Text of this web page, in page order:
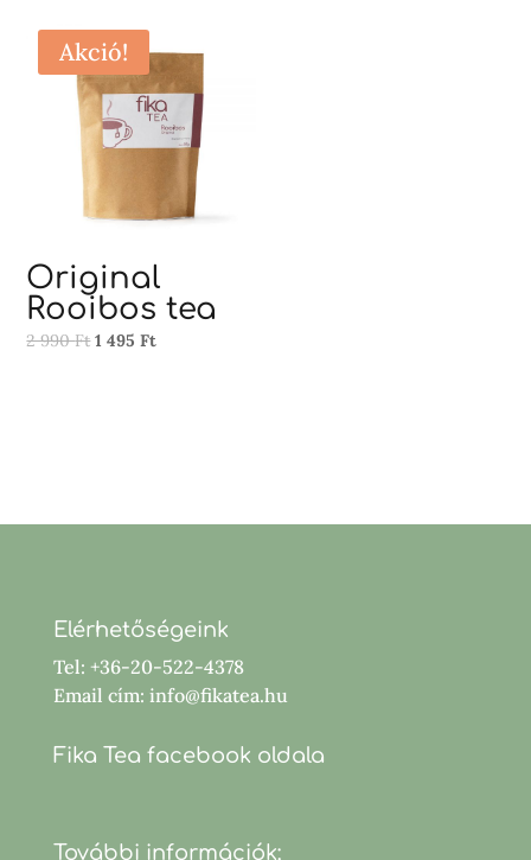
990 Ft.
495 Ft.
Akció!
Original
Rooibos tea
2 990FtOriginal
1 495FtCurrent
Elérhetőségeink
Tel: +36-20-522-4378
Email cím: info@fikatea.hu
Fika Tea facebook oldala
További információk: